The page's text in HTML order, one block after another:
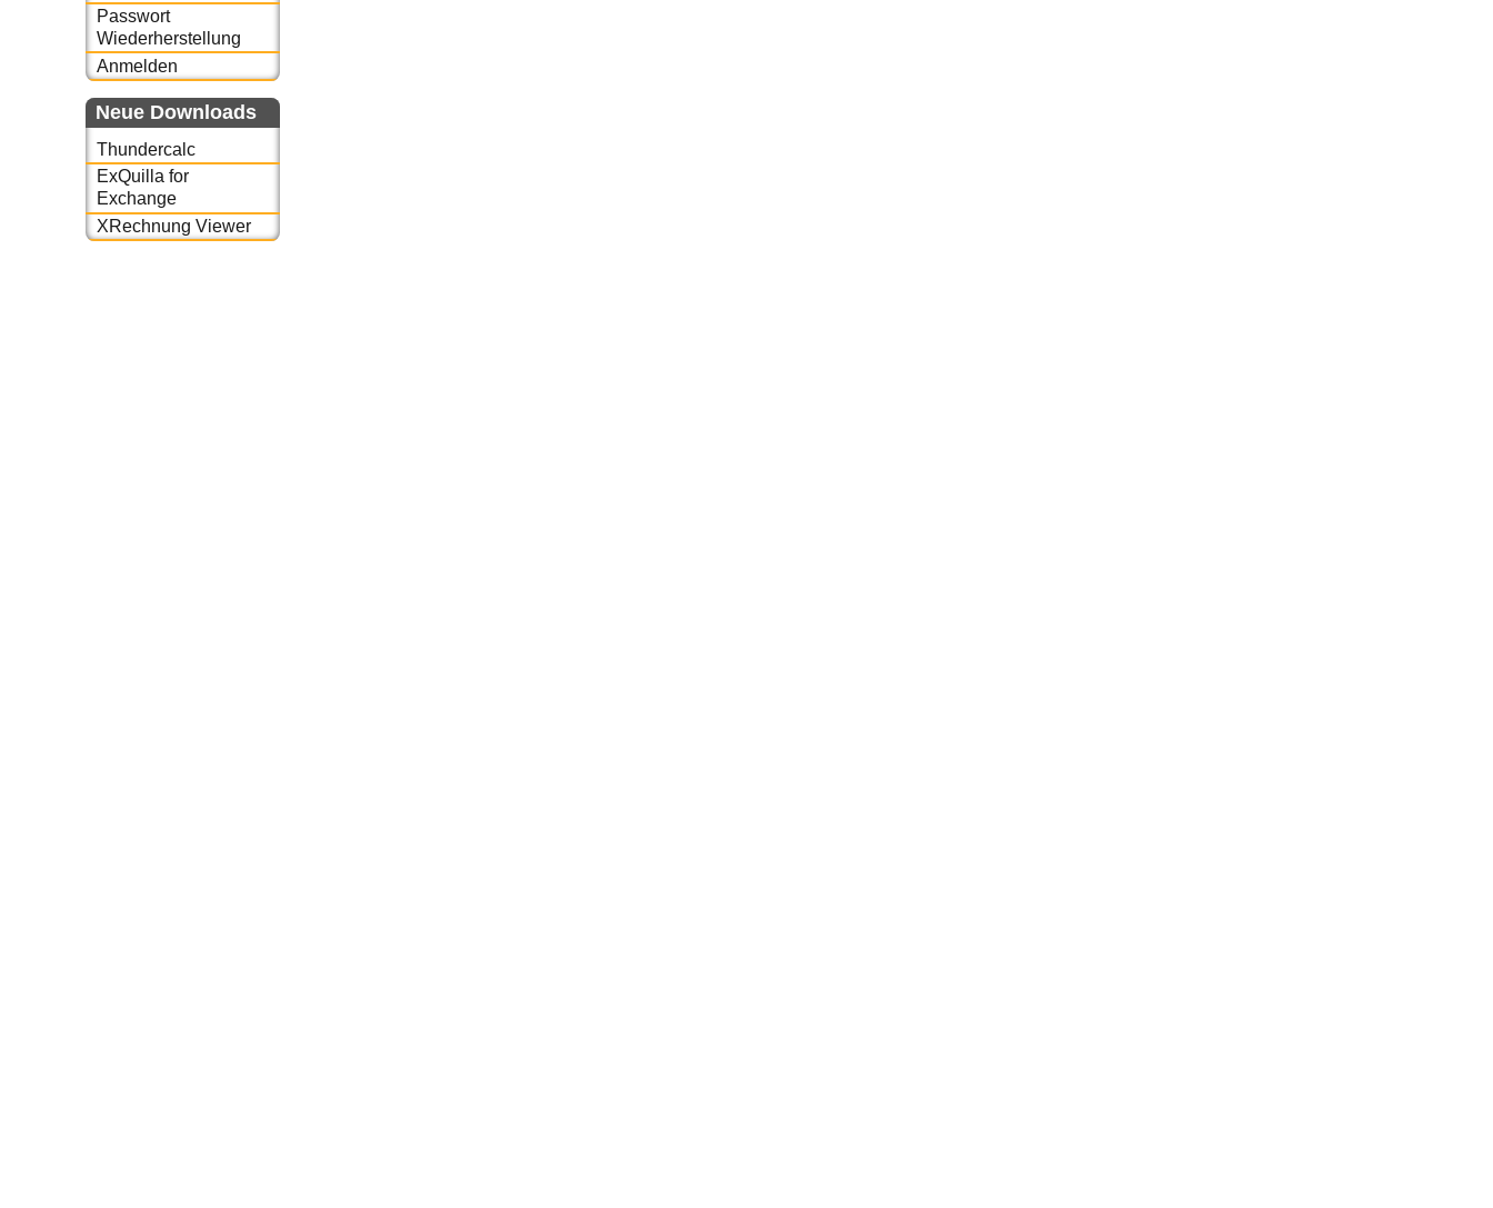
Passwort
Wiederherstellung
Anmelden
Neue Downloads
Thundercalc
ExQuilla for
Exchange
XRechnung Viewer